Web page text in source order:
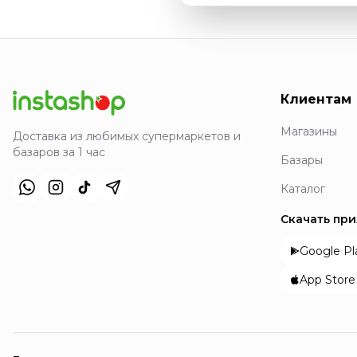
Доставка из любимых супермаркетов и
базаров за 1 час
Клиентам
Магазины
Базары
Каталог
Скачать
Google
App Store